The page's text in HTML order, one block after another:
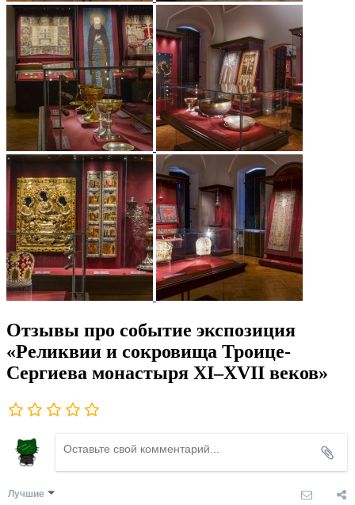
Отзывы про событие экспозиция
«Реликвии и сокровища Троице-
Сергиева монастыря XI–XVII веков»
Лучшие